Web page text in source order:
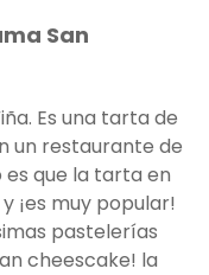
San
Es una tarta de
un restaurante de
es que la tarta en
¡es muy popular!
pastelerías
cheescake! la